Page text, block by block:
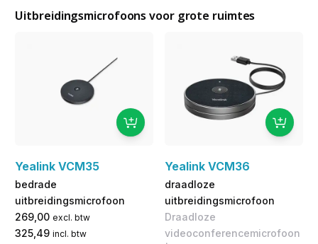
Uitbreidingsmicrofoons voor grote ruimtes
Yealink VCM35
bedrade
uitbreidingsmicrofoon
269,00 excl. btw
325,49 incl. btw
Yealink VCM36
draadloze
uitbreidingsmicrofoon
Draadloze
videoconferencemicrofoon